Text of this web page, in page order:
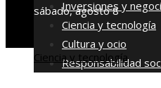
sábado, agosto 8
Inversiones y
Ciencia y tecnología
Cultura y ocio
Responsabilidad
Ciencia y tecnología